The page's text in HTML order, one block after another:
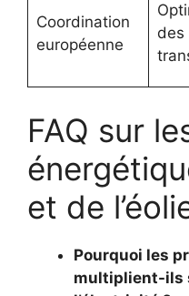
Coordination
européenne
des
FAQ sur
et de
Pourquoi les
multiplient-ils